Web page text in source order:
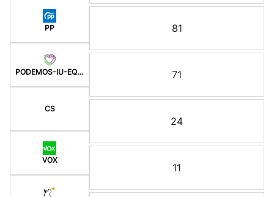
PP
PODEMOS-IU-EQUO BERD
CS
VOX
81
71
24
11